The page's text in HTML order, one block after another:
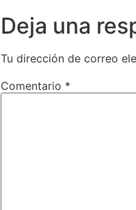
Deja una
Tu dirección de correo
Comentario *